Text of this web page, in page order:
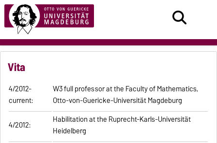
Vita
4/2012-
current:
W3 full professor at the Faculty of Mathematics,
Otto-von-Guericke-Universität Magdeburg
4/2012:
Habilitation at the Ruprecht-Karls-Universität
Heidelberg